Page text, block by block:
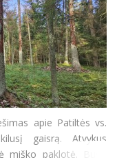
apie Patiltės vs.
gaisrą. Atvykus
miško paklotė. Buvo